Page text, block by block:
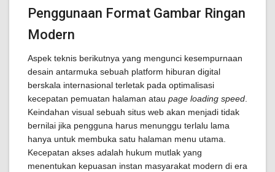
Penggunaan Format Gambar Ringan
Modern
Aspek teknis berikutnya yang mengunci kesempurnaan
desain antarmuka sebuah platform hiburan digital
berskala internasional terletak pada optimalisasi
kecepatan pemuatan halaman atau page loading speed
Keindahan visual sebuah situs web akan menjadi tidak
bernilai jika pengguna harus menunggu terlalu lama
hanya untuk membuka satu halaman menu utama.
Kecepatan akses adalah hukum mutlak yang
menentukan kepuasan instan masyarakat modern di era